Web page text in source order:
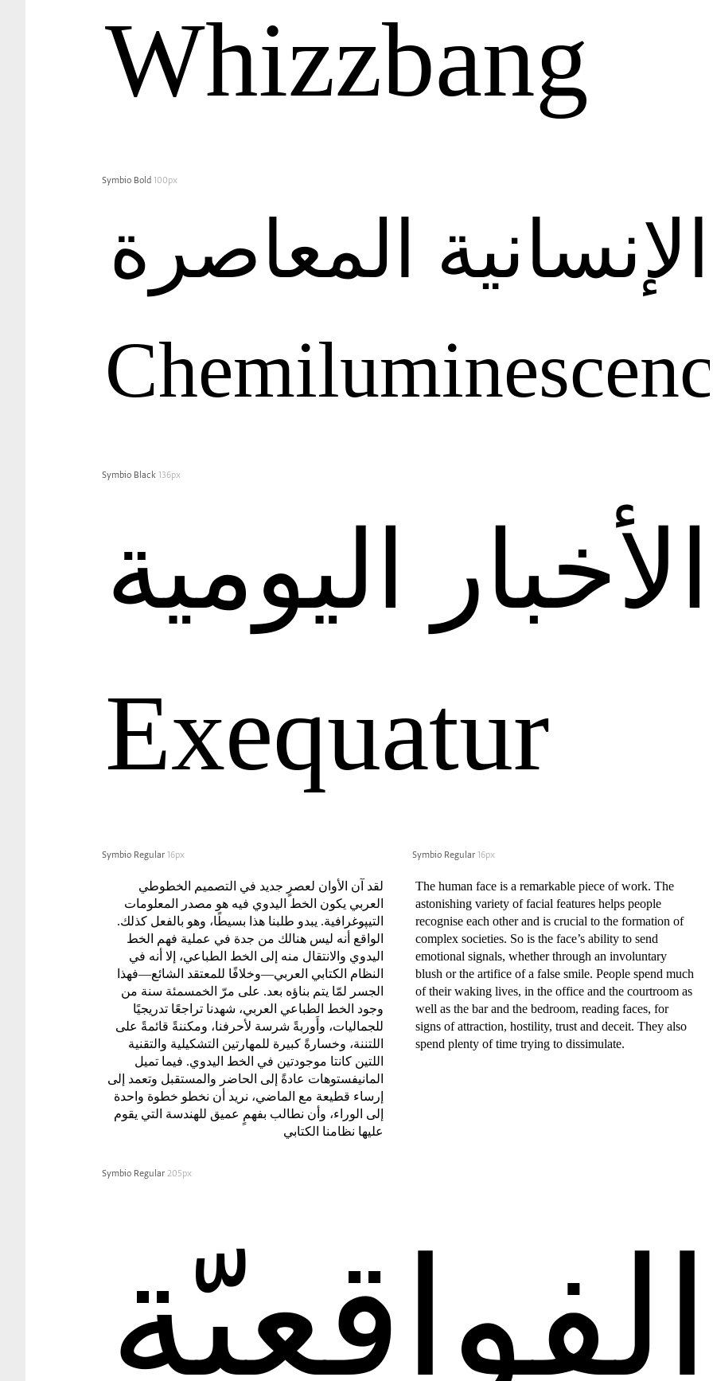
Whizzbang
الإنسانية المعاصرة
Symbio Bold 100px
الأخبار اليومية
Exequatur
Symbio Black 136px
عليها نظامنا الكتابي
Symbio Regular 16px
The human face is a remarkable piece of work. The
astonishing variety of facial features helps people
recognise each other and is crucial to the formation of
complex societies. So is the face’s ability to send
emotional signals, whether through an involuntary
blush or the artifice of a false smile. People spend much
of their waking lives, in the office and the courtroom as
well as the bar and the bedroom, reading faces, for
signs of attraction, hostility, trust and deceit. They also
spend plenty of time trying to dissimulate.
Symbio Regular 16px
الفواقعيّة
Symbio Regular 205px